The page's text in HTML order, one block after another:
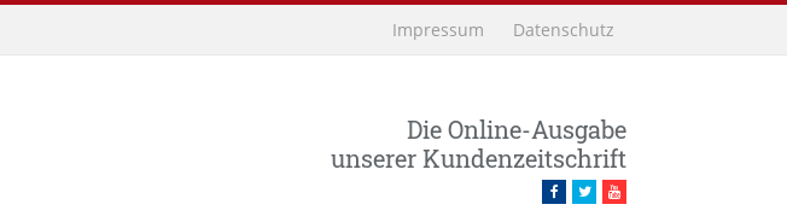
Impressum Datenschutz
Die Online-Ausgabe
unserer Kundenzeitschrift
Facebook
TwitterYoutube